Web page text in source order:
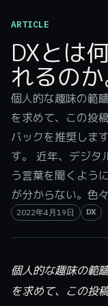
ARTICLE
DXとは
れるのか
個人的な趣味の範
を求めて、この投
バックを推奨しま
す。 近年、デジタ
う言葉を聞くよう
が分からない。色
2022年4月19日 DX
個人的な趣味の範
を求めて、この投